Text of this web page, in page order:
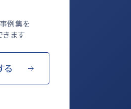
例集を
きます
る